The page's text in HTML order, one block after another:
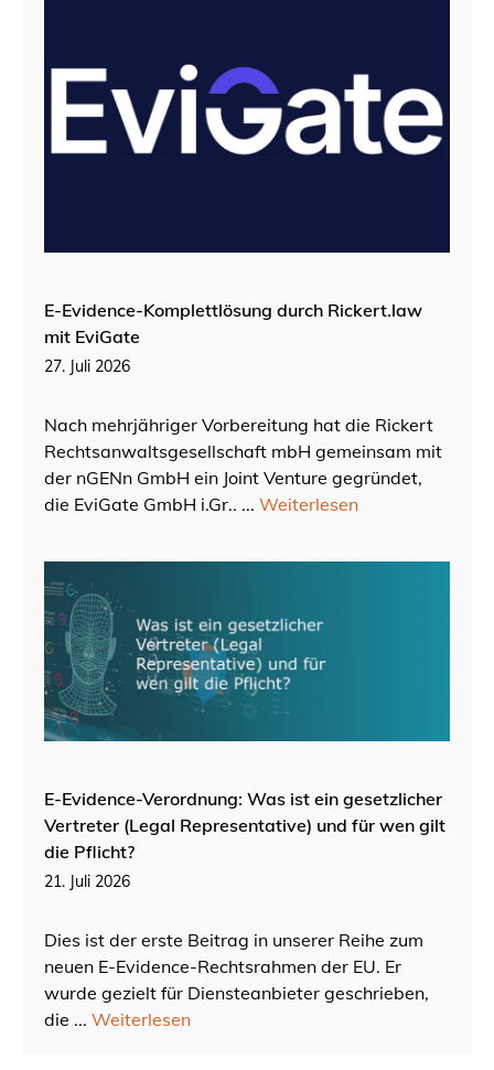
E-Evidence-Komplettlösung durch Rickert.law
mit EviGate
27. Juli 2026
Nach mehrjähriger Vorbereitung hat die Rickert
Rechtsanwaltsgesellschaft mbH gemeinsam mit
der nGENn GmbH ein Joint Venture gegründet,
die EviGate GmbH i.Gr.. ... Weiterlesen
E-Evidence-Verordnung: Was ist ein gesetzlicher
Vertreter (Legal Representative) und für wen gilt
die Pflicht?
21. Juli 2026
Dies ist der erste Beitrag in unserer Reihe zum
neuen E-Evidence-Rechtsrahmen der EU. Er
wurde gezielt für Diensteanbieter geschrieben,
die ... Weiterlesen